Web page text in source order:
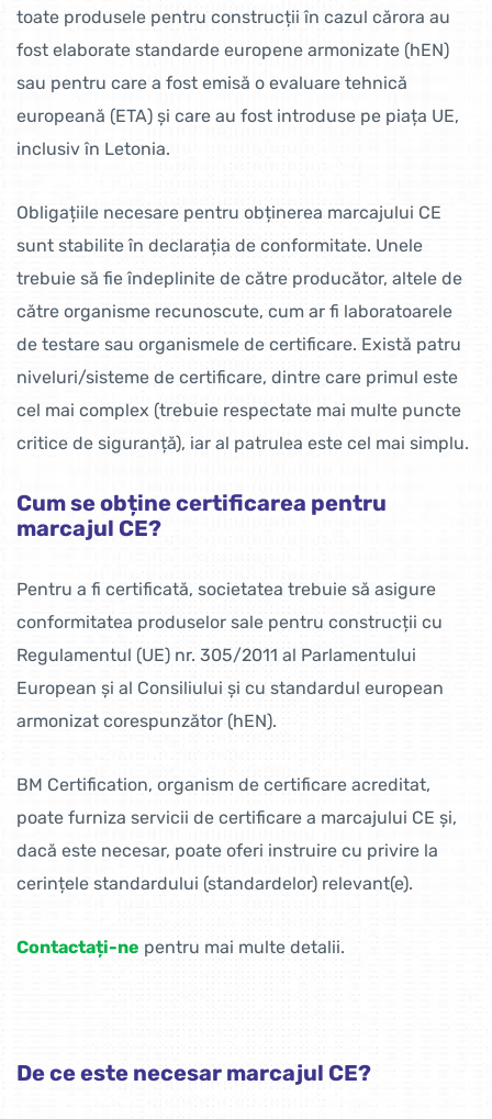
toate produsele pentru construcții în cazul cărora au
fost elaborate standarde europene armonizate (hEN)
sau pentru care a fost emisă o evaluare tehnică
europeană (ETA) și care au fost introduse pe piața UE,
inclusiv în Letonia.
Obligațiile necesare pentru obținerea marcajului CE
sunt stabilite în declarația de conformitate. Unele
trebuie să fie îndeplinite de către producător, altele de
către organisme recunoscute, cum ar fi laboratoarele
de testare sau organismele de certificare. Există patru
niveluri/sisteme de certificare, dintre care primul este
cel mai complex (trebuie respectate mai multe puncte
critice de siguranță), iar al patrulea este cel mai simplu.
Cum se obține certificarea pentru
marcajul CE?
Pentru a fi certificată, societatea trebuie să asigure
conformitatea produselor sale pentru construcții cu
Regulamentul (UE) nr. 305/2011 al Parlamentului
European și al Consiliului și cu standardul european
armonizat corespunzător (hEN).
BM Certification, organism de certificare acreditat,
poate furniza servicii de certificare a marcajului CE și,
dacă este necesar, poate oferi instruire cu privire la
cerințele standardului (standardelor) relevant(e).
Contactați-ne pentru mai multe detalii.
De ce este necesar marcajul CE?